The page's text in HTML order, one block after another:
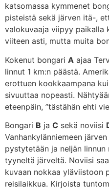
katsomassa kymmenet
pisteistä sekä järven itä-,
valokuvaaja viipyy paikalla
viiteen asti, mutta muita
Kokenut bongari A ajaa
linnut 1 km:n päästä.
erottuen kookkaampana
sivuuttaa nopeasti.
eteenpäin, ”tästähän ehti
Bongari B ja C sekä noviisi
Vanhankylänniemeen
pystytetään ja neljän
tyyneltä järveltä. Noviisi
kuvaan nokkaa yläviistoon
reisilaikkua. Kirjoista